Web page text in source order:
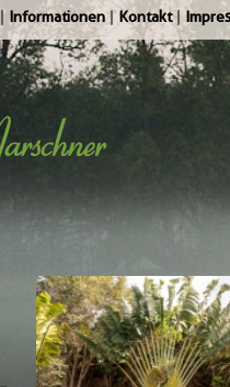
Informationen Kontakt